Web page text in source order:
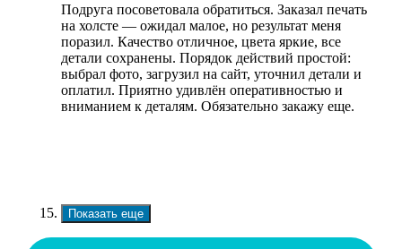
Подруга посоветовала обратиться. Заказал печать
на холсте — ожидал малое, но результат меня
поразил. Качество отличное, цвета яркие, все
детали сохранены. Порядок действий простой:
выбрал фото, загрузил на сайт, уточнил детали и
оплатил. Приятно удивлён оперативностью и
вниманием к деталям. Обязательно закажу еще.
Показать еще